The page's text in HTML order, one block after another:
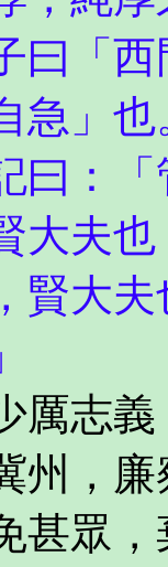
西門
急」也
「管
大夫
賢大
志義
州，
甚眾